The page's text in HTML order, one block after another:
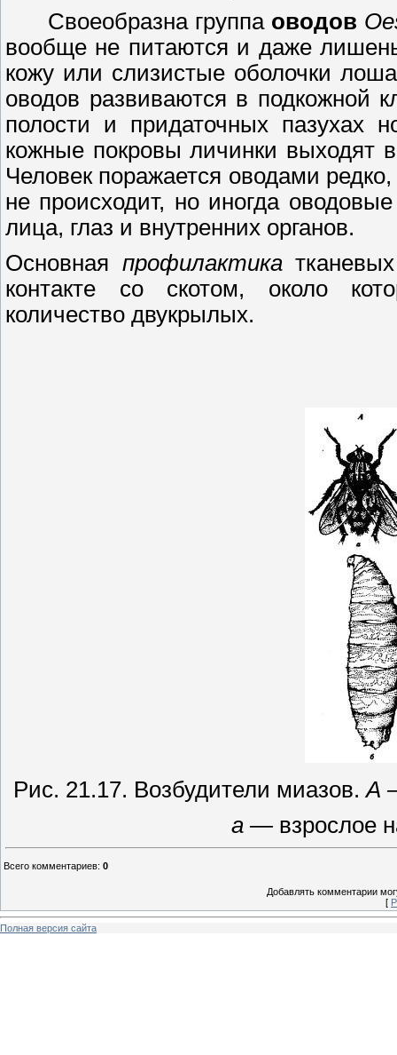
Своеобразна группа оводов
вообще не питаются и даже
кожу или слизистые оболочки
оводов развиваются в подкожной
полости и придаточных пазухах
кожные покровы личинки выходят
Человек поражается оводами
не происходит, но иногда
лица, глаз и внутренних органов.
Основная профилактика
контакте со скотом, около
количество двукрылых.
Рис. 21.17. Возбудители миазов.А
а — взрослое
Всего комментариев: 0
Добавлять комментарии
[
Полная версия сайта